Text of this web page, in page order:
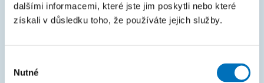
dalšími informacemi, které jste jim poskytli nebo které
získali v důsledku toho, že používáte jejich služby.
souhlasu
Nutné
MAPA STRÁNEK